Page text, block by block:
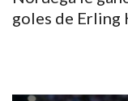
goles de Erling